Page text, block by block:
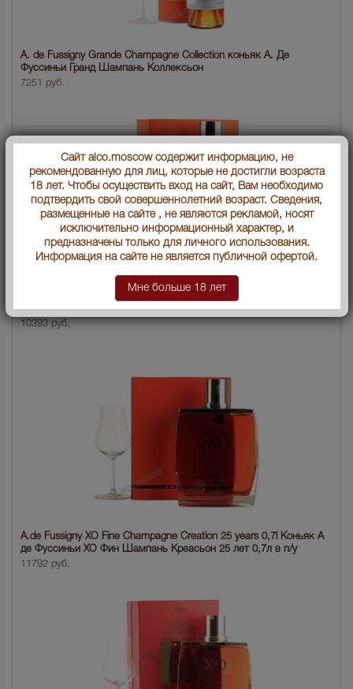
A. de Fussigny Grande Champagne Collection коньяк А. Де
Фуссиньи Гранд Шампань Коллексьон
7251 руб.
Файн Шампань
10393 руб.
A.de Fussigny XO Fine Champagne Creation 25 years 0,7l Коньяк А
де Фуссиньи ХО Фин Шампань Креасьон 25 лет 0,7л в п/у
11792 руб.
Сайт alco.moscow содержит информацию, не
рекомендованную для лиц, которые не достигли возраста
18 лет. Чтобы осуществить вход на сайт, Вам необходимо
подтвердить свой совершеннолетний возраст. Сведения,
размещенные на сайте , не являются рекламой, носят
исключительно информационный характер, и
предназначены только для личного использования.
Информация на сайте не является публичной офертой.
Мне больше 18 лет